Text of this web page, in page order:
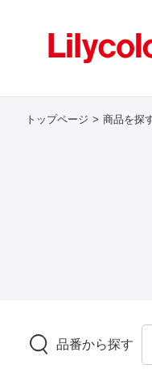
トップページ 商品を探
品番から探す